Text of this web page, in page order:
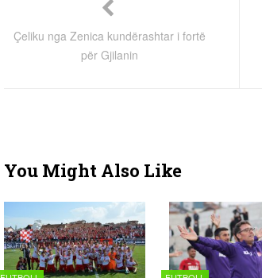
Çeliku nga Zenica kundërashtar i fortë
për Gjilanin
You Might Also Like